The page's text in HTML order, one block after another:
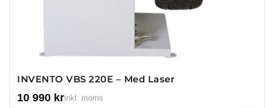
INVENTO VBS 220E – Med Laser
10 990 krinkl. moms